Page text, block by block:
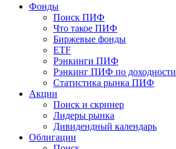
Фонды
Поиск ПИФ
Что такое ПИФ
Биржевые фонды
ETF
Рэнкинги ПИФ
Рэнкинг ПИФ по доходности
Статистика рынка ПИФ
Акции
Поиск и скринер
Лидеры рынка
Дивидендный календарь
Облигации